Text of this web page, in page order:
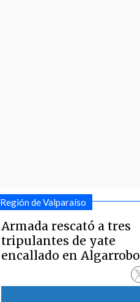
Región de Valparaíso
Armada rescató a tres
tripulantes de yate
encallado en Algarrobo